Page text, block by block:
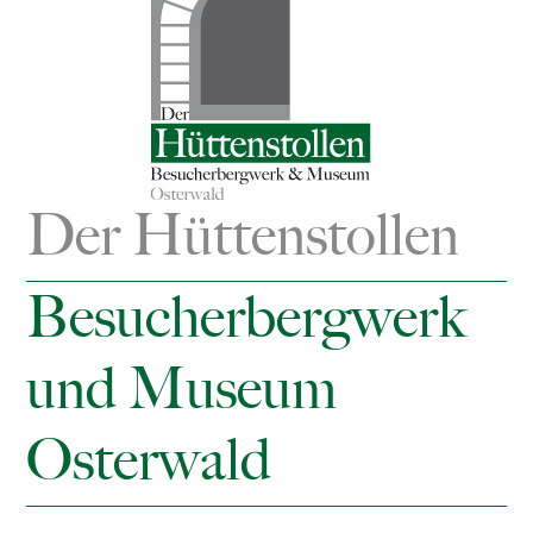
Der Hüttenstollen
Besucherbergwerk
und Museum
Osterwald